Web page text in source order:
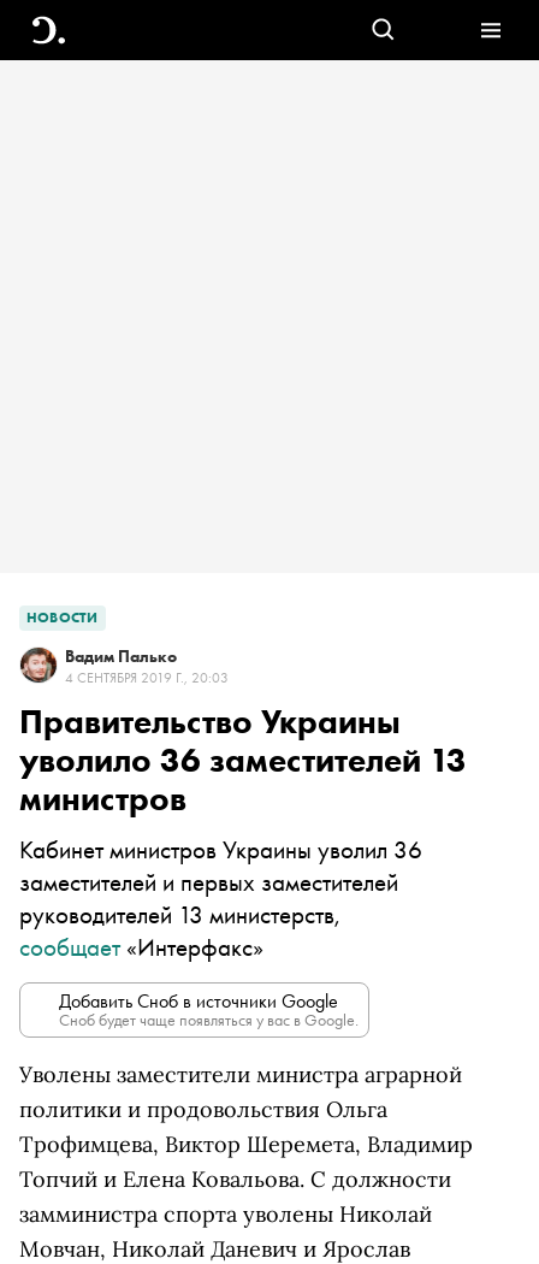
НОВОСТИ
Вадим Палько
4 СЕНТЯБРЯ 2019 Г., 20:03
Правительство Украины
уволило 36 заместителей 13
министров
Кабинет министров Украины уволил 36
заместителей и первых заместителей
руководителей 13 министерств,
сообщает«Интерфакс»
Добавить Сноб в источники Google
Сноб будет чаще появляться у вас в Google.
Уволены заместители министра аграрной
политики и продовольствия Ольга
Трофимцева, Виктор Шеремета, Владимир
Топчий и Елена Ковальова. С должности
замминистра спорта уволены Николай
Мовчан, Николай Даневич и Ярослав